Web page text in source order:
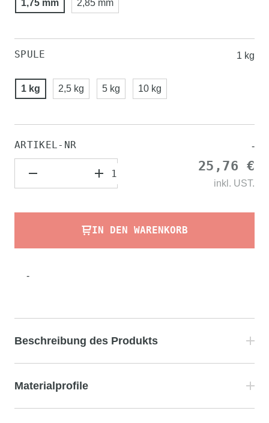
1,75 mm 2,85 mm
SPULE 1 kg
1 kg 2,5 kg 5 kg 10 kg
ARTIKEL-NR -
25,76 €
inkl. UST.
IN DEN WARENKORB
-
Beschreibung des Produkts
Materialprofile